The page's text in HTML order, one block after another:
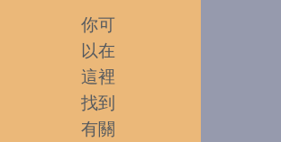
你可
以在
這裡
找到
有關